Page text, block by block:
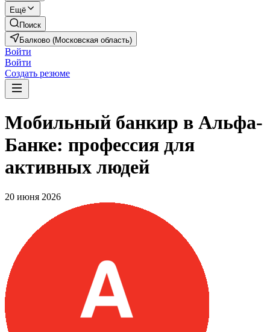
Ещё
Поиск
Балково (Московская область)
Войти
Войти
Создать резюме
Мобильный банкир в Альфа-
Банке: профессия для
активных людей
20 июня 2026